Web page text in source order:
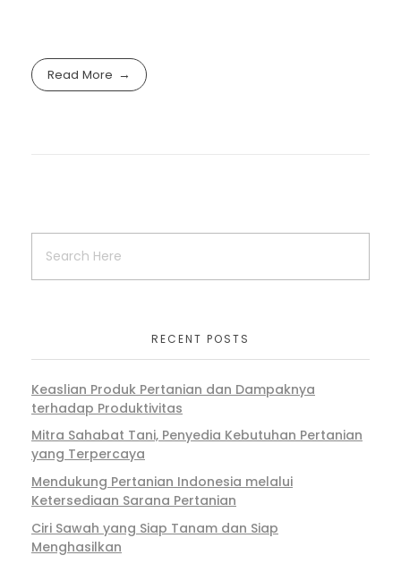
Read More
RECENT POSTS
Keaslian Produk Pertanian dan Dampaknya
terhadap Produktivitas
Mitra Sahabat Tani, Penyedia Kebutuhan Pertanian
yang Terpercaya
Mendukung Pertanian Indonesia melalui
Ketersediaan Sarana Pertanian
Ciri Sawah yang Siap Tanam dan Siap
Menghasilkan